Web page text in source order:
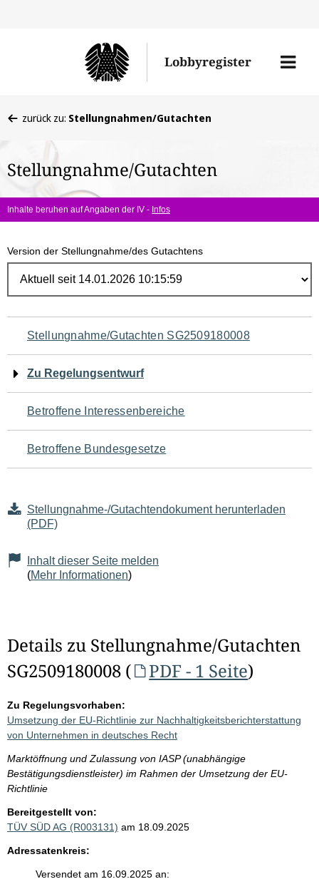
Lobbyregister
Menü
befinden
hier:
zurück zu: Stellungnahmen/Gutachten
Stellungnahme/Gutachten
Inhalte beruhen auf Angaben der IV - Infos
Version der Stellungnahme/des Gutachtens
Navigation
für
den
Seiteninhalt
Stellungnahme/Gutachten SG2509180008
Zu Regelungsentwurf
Betroffene Interessenbereiche
Betroffene Bundesgesetze
Stellungnahme-/Gutachtendokument herunterladen
(PDF)
Inhalt dieser Seite melden
(Mehr Informationen)
Details zu Stellungnahme/Gutachten
SG2509180008 (
PDF - 1 Seite)
Zu Regelungsvorhaben:
Umsetzung der EU-Richtlinie zur Nachhaltigkeitsberichterstattung
von Unternehmen in deutsches Recht
Marktöffnung und Zulassung von IASP (unabhängige
Bestätigungsdienstleister) im Rahmen der Umsetzung der EU-
Richtlinie
Bereitgestellt von:
TÜV SÜD AG (R003131) am 18.09.2025
Adressatenkreis:
Versendet am 16.09.2025 an: